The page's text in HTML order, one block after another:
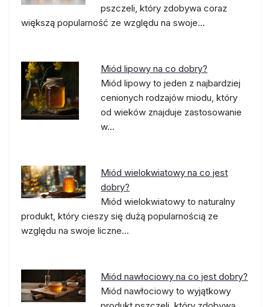
pszczeli, który zdobywa coraz
większą popularność ze względu na swoje…
Miód lipowy na co dobry?
Miód lipowy to jeden z najbardziej
cenionych rodzajów miodu, który
od wieków znajduje zastosowanie
w…
Miód wielokwiatowy na co jest
dobry?
Miód wielokwiatowy to naturalny
produkt, który cieszy się dużą popularnością ze
względu na swoje liczne…
Miód nawłociowy na co jest dobry?
Miód nawłociowy to wyjątkowy